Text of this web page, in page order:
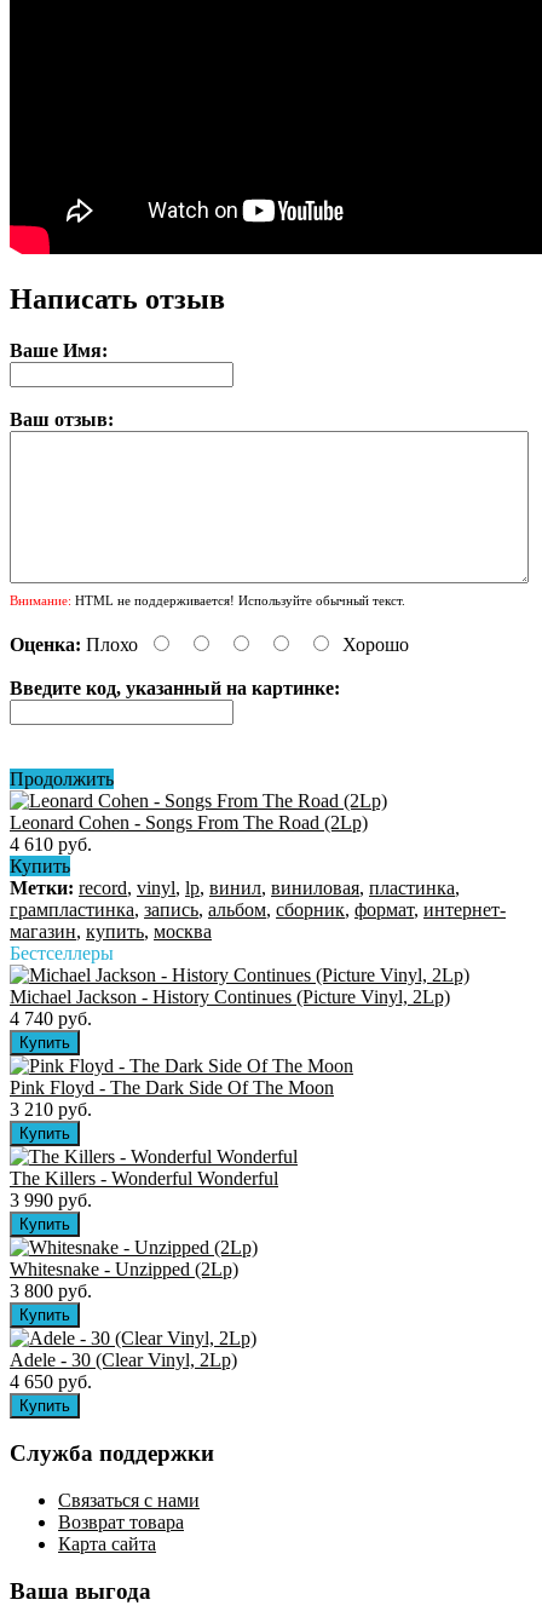
Написать отзыв
Ваше Имя:
Ваш отзыв:
Внимание: HTML не поддерживается! Используйте обычный текст.
Оценка: Плохо Хорошо
Введите код, указанный на картинке:
Продолжить
Leonard Cohen - Songs From The Road (2Lp)
4 610 руб.
Купить
Метки: record, vinyl, lp, винил, виниловая, пластинка,
грампластинка, запись, альбом, сборник, формат, интернет-
магазин, купить, москва
Бестселлеры
Michael Jackson - History Continues (Picture Vinyl, 2Lp)
4 740 руб.
Pink Floyd - The Dark Side Of The Moon
3 210 руб.
The Killers ‎- Wonderful Wonderful
3 990 руб.
Whitesnake - Unzipped (2Lp)
3 800 руб.
Adele - 30 (Clear Vinyl, 2Lp)
4 650 руб.
Служба поддержки
Связаться с нами
Возврат товара
Карта сайта
Ваша выгода